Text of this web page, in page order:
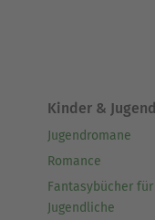
Kinder & Jugend
Jugendromane
Romance
Fantasybücher für
Jugendliche